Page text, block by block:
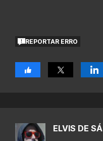
REPORTAR ERRO
ELVIS DE SÁ